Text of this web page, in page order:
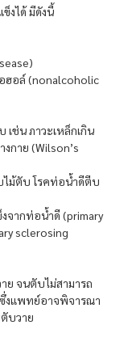
งได้ มีดังนี้
ฮอล์ (nonalcoholic
ช่น ภาวะเหล็กเกิน
กาย (Wilson’s
ไม้ตับ โรคท่อน้ำดีตีบ
จากท่อน้ำดี (primary
sclerosing
ย จนตับไม่สามารถ
ซึ่งแพทย์อาจพิจารณา
บวาย